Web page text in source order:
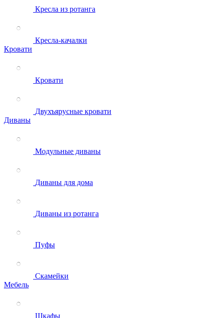
Кресла из ротанга
Кресла-качалки
Кровати
Кровати
Двухъярусные кровати
Диваны
Модульные диваны
Диваны для дома
Диваны из ротанга
Пуфы
Скамейки
Мебель
Шкафы